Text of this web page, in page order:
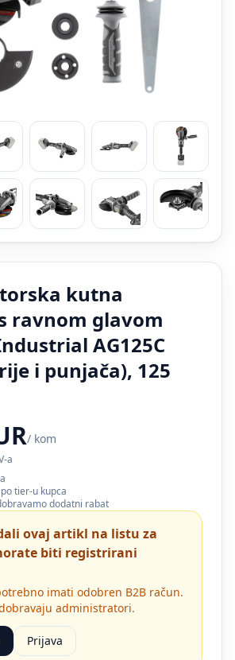
kutna
ravnom glavom
AG125C
i punjača), 125
/ kom
a
tier-u kupca
dodatni rabat
ovaj artikl na listu za
biti registrirani
imati odobren B2B račun.
administratori.
Prijava